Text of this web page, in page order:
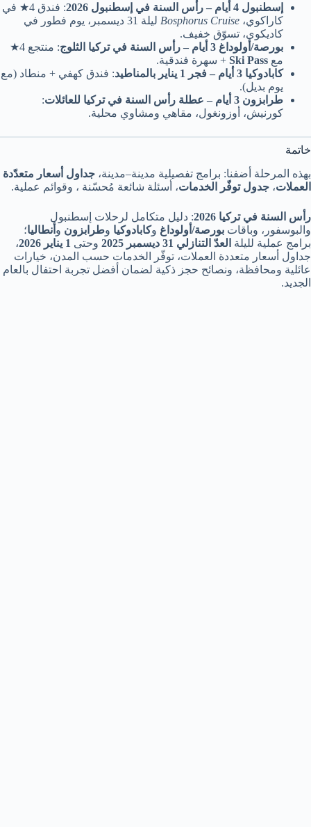
إسطنبول 4 أيام – رأس السنة في إسطنبول 2026
: فندق 4★ في
كاراكوي، Bosphorus Cruise
ليلة 31 ديسمبر، يوم فطور في
كاديكوي، تسوّق خفيف.
بورصة/أولوداغ 3 أيام – رأس السنة في تركيا الثلوج
: منتجع 4★
مع Ski Pass + سهرة فندقية.
كابادوكيا 3 أيام – فجر 1 يناير بالمناطيد
: فندق كهفي + منطاد (مع
يوم بديل).
طرابزون 3 أيام – عطلة رأس السنة في تركيا للعائلات
:
كورنيش، أوزونغول، مقاهي ومشاوي محلية.
خاتمة
بهذه المرحلة أضفنا: برامج تفصيلية مدينة–مدينة، جداول أسعار متعدّدة
العملات، جدول توفّر الخدمات، أسئلة شائعة مُحسّنة ، وقوائم عملية.
رأس السنة في تركيا 2026
: دليل متكامل لرحلات إسطنبول
والبوسفور، وباقات بورصة/أولوداغ وكابادوكيا وطرابزون و أنطاليا؛
برامج عملية لليلة العدّ التنازلي 31 ديسمبر 2025 وحتى 1 يناير 2026
،
جداول أسعار متعددة العملات، توفّر الخدمات حسب المدن، خيارات
عائلية ومحافظة، ونصائح حجز ذكية لضمان أفضل تجربة احتفال بالعام
الجديد.